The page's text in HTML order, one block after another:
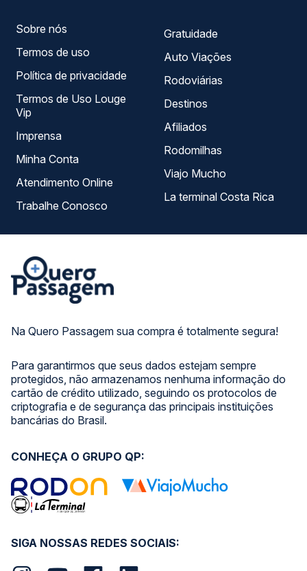
Na Quero Passagem sua compra é totalmente segura!
Para garantirmos que seus dados estejam sempre
protegidos, não armazenamos nenhuma informação do
cartão de crédito utilizado, seguindo os protocolos de
criptografia e de segurança das principais instituições
bancárias do Brasil.
Sobre nós
Termos de uso
Política de privacidade
Termos de Uso Louge
Vip
Imprensa
Minha Conta
Atendimento Online
Trabalhe Conosco
Gratuidade
Auto Viações
Rodoviárias
Destinos
Afiliados
Rodomilhas
Viajo Mucho
La terminal Costa Rica
SIGA NOSSAS REDES SOCIAIS:
CONHEÇA O GRUPO QP: